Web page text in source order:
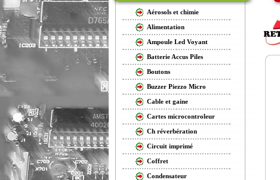
Aérosols et chimie
Alimentation
Ampoule Led Voyant
Batterie Accus Piles
Boutons
Buzzer Piezzo Micro
Cable et gaine
Cartes microcontroleur
Ch réverbération
Circuit imprimé
Coffret
Condensateur